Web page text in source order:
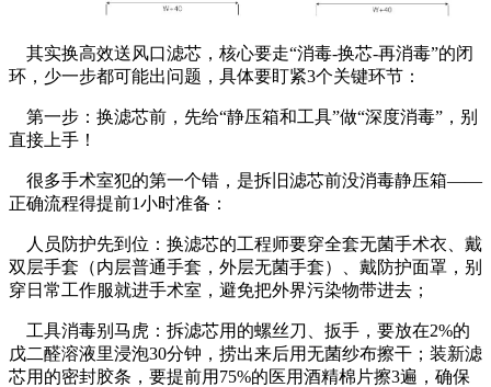
其实换高效送风口滤芯，核心要走“消毒-换芯-再消毒”的闭
环，少一步都可能出问题，具体要盯紧3个关键环节：
第一步：换滤芯前，先给“静压箱和工具”做“深度消毒”，别
直接上手！
很多手术室犯的第一个错，是拆旧滤芯前没消毒静压箱——
正确流程得提前1小时准备：
人员防护先到位：换滤芯的工程师要穿全套无菌手术衣、戴
双层手套（内层普通手套，外层无菌手套）、戴防护面罩，别
穿日常工作服就进手术室，避免把外界污染物带进去；
工具消毒别马虎：拆滤芯用的螺丝刀、扳手，要放在2%的
戊二醛溶液里浸泡30分钟，捞出来后用无菌纱布擦干；装新滤
芯用的密封胶条，要提前用75%的医用酒精棉片擦3遍，确保